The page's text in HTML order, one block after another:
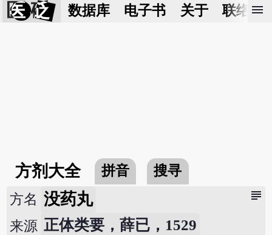
医 砭 数据库 电子书 关于 联络我
menu
方剂大全 拼音 搜寻
subject
方名 没药丸
来源 正体类要，薛已，1529